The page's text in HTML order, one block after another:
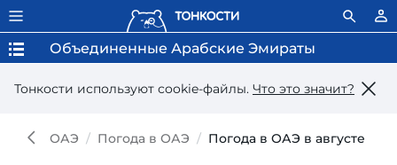
Тонкости используют сookie-файлы. Что это значит?
Объединенные Арабские Эмираты
ОАЭ Погода в ОАЭ Погода в ОАЭ в августе